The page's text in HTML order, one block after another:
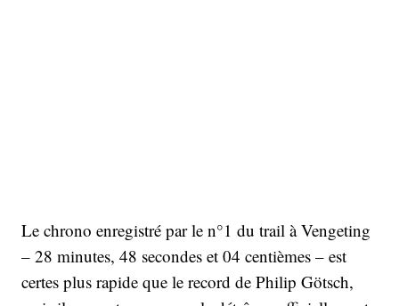
Le chrono enregistré par le n°1 du trail à Vengeting
– 28 minutes, 48 secondes et 04 centièmes – est
certes plus rapide que le record de Philip Götsch,